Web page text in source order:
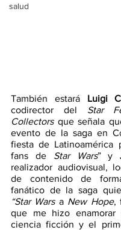
salud
También estará Luigi
codirector del Star
Collectors que señala
evento de la saga en
fiesta de Latinoamérica
fans de Star Wars” y
realizador audiovisual,
de contenido de
“Star Wars a New Hope,
que me hizo
ciencia ficción y el